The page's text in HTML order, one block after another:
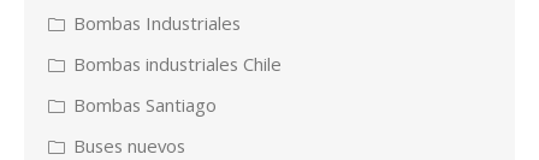
Bombas Industriales
Bombas industriales Chile
Bombas Santiago
Buses nuevos